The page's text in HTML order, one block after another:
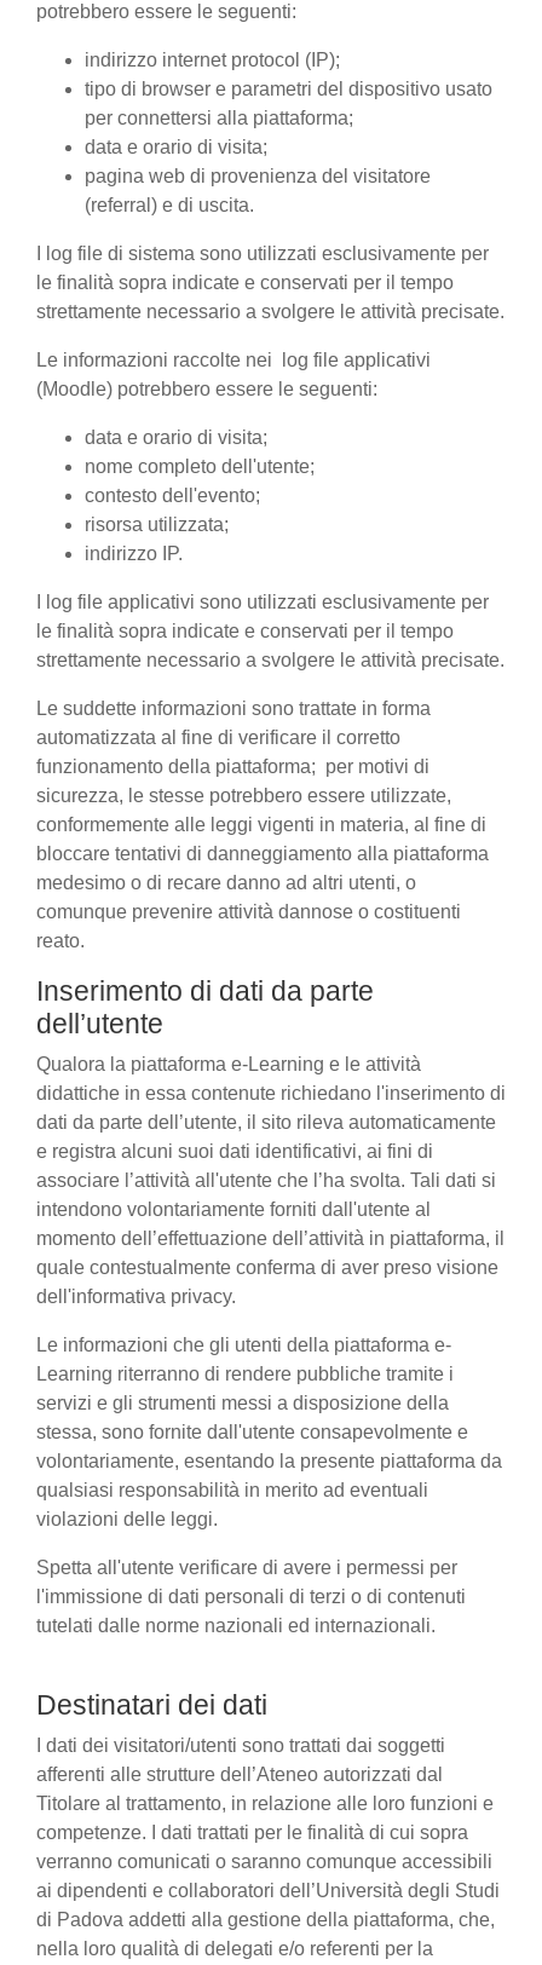
potrebbero essere le seguenti:
indirizzo internet protocol (IP);
tipo di browser e parametri del dispositivo usato
per connettersi alla piattaforma;
data e orario di visita;
pagina web di provenienza del visitatore
(referral) e di uscita.
I log file di sistema sono utilizzati esclusivamente per
le finalità sopra indicate e conservati per il tempo
strettamente necessario a svolgere le attività precisate.
Le informazioni raccolte nei log file applicativi
(Moodle) potrebbero essere le seguenti:
data e orario di visita;
nome completo dell'utente;
contesto dell'evento;
risorsa utilizzata;
indirizzo IP.
I log file applicativi sono utilizzati esclusivamente per
le finalità sopra indicate e conservati per il tempo
strettamente necessario a svolgere le attività precisate.
Le suddette informazioni sono trattate in forma
automatizzata al fine di verificare il corretto
funzionamento della piattaforma; per motivi di
sicurezza, le stesse potrebbero essere utilizzate,
conformemente alle leggi vigenti in materia, al fine di
bloccare tentativi di danneggiamento alla piattaforma
medesimo o di recare danno ad altri utenti, o
comunque prevenire attività dannose o costituenti
reato.
Inserimento di dati da parte
dell’utente
Qualora la piattaforma e-Learning e le attività
didattiche in essa contenute richiedano l'inserimento di
dati da parte dell’utente, il sito rileva automaticamente
e registra alcuni suoi dati identificativi, ai fini di
associare l’attività all'utente che l’ha svolta. Tali dati si
intendono volontariamente forniti dall'utente al
momento dell’effettuazione dell’attività in piattaforma, il
quale contestualmente conferma di aver preso visione
dell'informativa privacy.
Le informazioni che gli utenti della piattaforma e-
Learning riterranno di rendere pubbliche tramite i
servizi e gli strumenti messi a disposizione della
stessa, sono fornite dall'utente consapevolmente e
volontariamente, esentando la presente piattaforma da
qualsiasi responsabilità in merito ad eventuali
violazioni delle leggi.
Spetta all'utente verificare di avere i permessi per
l'immissione di dati personali di terzi o di contenuti
tutelati dalle norme nazionali ed internazionali.
Destinatari dei dati
I dati dei visitatori/utenti sono trattati dai soggetti
afferenti alle strutture dell’Ateneo autorizzati dal
Titolare al trattamento, in relazione alle loro funzioni e
competenze. I dati trattati per le finalità di cui sopra
verranno comunicati o saranno comunque accessibili
ai dipendenti e collaboratori dell’Università degli Studi
di Padova addetti alla gestione della piattaforma, che,
nella loro qualità di delegati e/o referenti per la